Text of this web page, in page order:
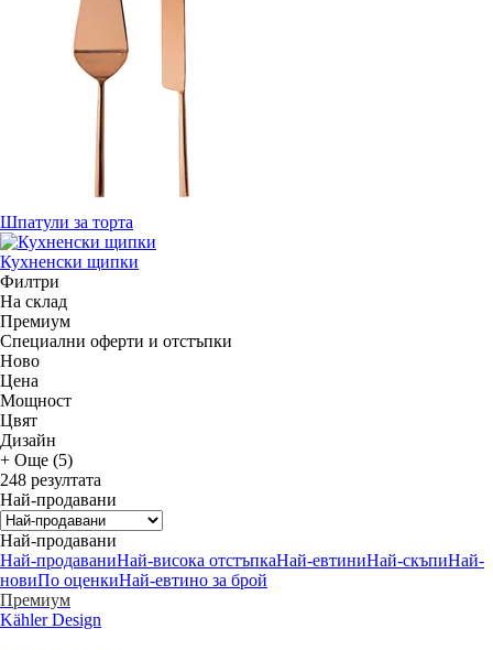
Шпатули за торта
Кухненски щипки
Филтри
На склад
Премиум
Специални оферти и отстъпки
Новo
Цена
Мощност
Цвят
Дизайн
+ Още (5)
248 резултата
Най-продавани
Най-продавани
Най-продаваниНай-висока отстъпкаНай-евтиниНай-скъпиНай-
новиПо оценкиНай-евтино за брой
Премиум
Kähler Design